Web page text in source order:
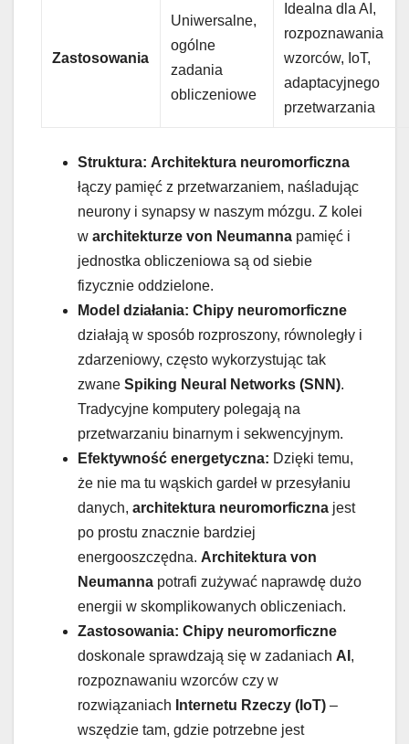
Zastosowania
Uniwersalne,
ogólne
zadania
obliczeniowe
Idealna dla AI,
rozpoznawania
wzorców, IoT,
adaptacyjnego
przetwarzania
Struktura: Architektura neuromorficzna
łączy pamięć z przetwarzaniem, naśladując
neurony i synapsy w naszym mózgu. Z kolei
w architekturze von Neumanna pamięć i
jednostka obliczeniowa są od siebie
fizycznie oddzielone.
Model działania: Chipy neuromorficzne
działają w sposób rozproszony, równoległy i
zdarzeniowy, często wykorzystując tak
zwane Spiking Neural Networks (SNN).
Tradycyjne komputery polegają na
przetwarzaniu binarnym i sekwencyjnym.
Efektywność energetyczna: Dzięki temu,
że nie ma tu wąskich gardeł w przesyłaniu
danych, architektura neuromorficzna jest
po prostu znacznie bardziej
energooszczędna. Architektura von
Neumanna potrafi zużywać naprawdę dużo
energii w skomplikowanych obliczeniach.
Zastosowania: Chipy neuromorficzne
doskonale sprawdzają się w zadaniach AI ,
rozpoznawaniu wzorców czy w
rozwiązaniach Internetu Rzeczy (IoT) –
wszędzie tam, gdzie potrzebne jest